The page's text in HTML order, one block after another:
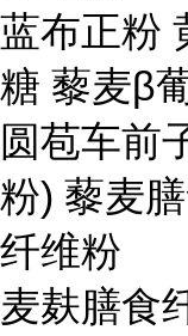
蓝布正粉
糖 藜麦β
圆苞车前
粉) 藜麦
纤维粉
麦麸膳食